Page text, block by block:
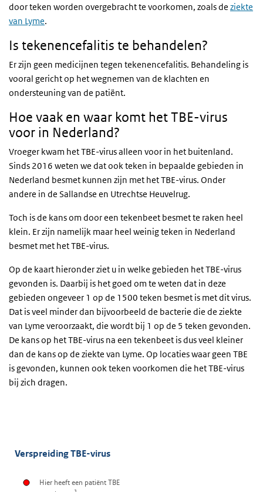
door teken worden overgebracht te voorkomen, zoals de ziekte
van Lyme.
Is tekenencefalitis te behandelen?
Er zijn geen medicijnen tegen tekenencefalitis. Behandeling is
vooral gericht op het wegnemen van de klachten en
ondersteuning van de patiënt.
Hoe vaak en waar komt het TBE-virus
voor in Nederland?
Vroeger kwam het TBE-virus alleen voor in het buitenland.
Sinds 2016 weten we dat ook teken in bepaalde gebieden in
Nederland besmet kunnen zijn met het TBE-virus. Onder
andere in de Sallandse en Utrechtse Heuvelrug.
Toch is de kans om door een tekenbeet besmet te raken heel
klein. Er zijn namelijk maar heel weinig teken in Nederland
besmet met het TBE-virus.
Op de kaart hieronder ziet u in welke gebieden het TBE-virus
gevonden is. Daarbij is het goed om te weten dat in deze
gebieden ongeveer 1 op de 1500 teken besmet is met dit virus.
Dat is veel minder dan bijvoorbeeld de bacterie die de ziekte
van Lyme veroorzaakt, die wordt bij 1 op de 5 teken gevonden.
De kans op het TBE-virus na een tekenbeet is dus veel kleiner
dan de kans op de ziekte van Lyme. Op locaties waar geen TBE
is gevonden, kunnen ook teken voorkomen die het TBE-virus
bij zich dragen.